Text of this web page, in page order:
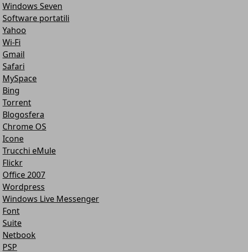
Windows Seven
Software portatili
Yahoo
Wi-Fi
Gmail
Safari
MySpace
Bing
Torrent
Blogosfera
Chrome OS
Icone
Trucchi eMule
Flickr
Office 2007
Wordpress
Windows Live Messenger
Font
Suite
Netbook
PSP